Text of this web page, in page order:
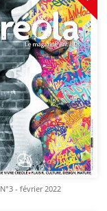
N°3 - février 2022